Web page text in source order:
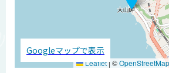
Leaflet | ©OpenStreetMap
Googleマップで表示